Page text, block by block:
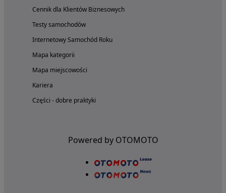
Cennik dla Klientów Biznesowych
Testy samochodów
Internetowy Samochód Roku
Mapa kategorii
Mapa miejscowości
Kariera
Części - dobre praktyki
Powered by OTOMOTO